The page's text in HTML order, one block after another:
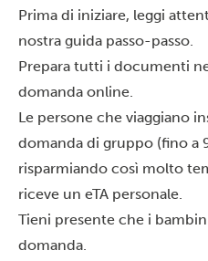
Prima di iniziare, leggi
nostra guida passo-passo.
Prepara tutti i documenti
domanda online.
Le persone che viaggiano
domanda di gruppo (fino a
risparmiando così molto
riceve un eTA personale.
Tieni presente che i
domanda.